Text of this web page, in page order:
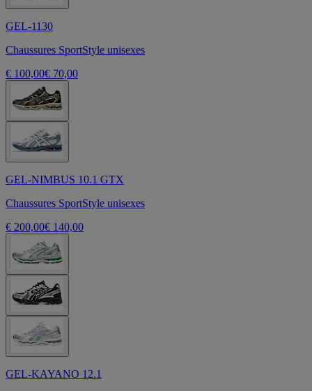
GEL-1130
Chaussures SportStyle unisexes
€ 100,00€ 70,00
GEL-NIMBUS 10.1 GTX
Chaussures SportStyle unisexes
€ 200,00€ 140,00
GEL-KAYANO 12.1